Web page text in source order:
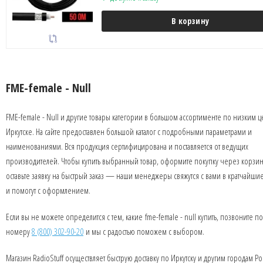
В корзину
FME-female - Null
FME-female - Null и другие товары категории в большом ассортименте по низким
Иркутске. На сайте предоставлен большой каталог с подробными параметрами и
наименованиями. Вся продукция сертифицирована и поставляется от ведущих
производителей. Чтобы купить выбранный товар, оформите покупку через
оставьте заявку на быстрый заказ — наши менеджеры свяжутся с вами в
и помогут с оформлением.
Если вы не можете определится с тем, какие fme-female - null купить, позвоните по
номеру8 (800) 302-90-20 и мы с радостью поможем с выбором.
Магазин RadioStuff осуществляет быструю доставку по Иркутску и другим городам